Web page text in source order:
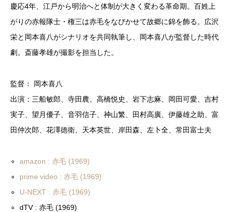
慶応4年、江戸から明治へと体制が大きく変わる革命期。百姓上
がりの赤報隊士・権三は赤毛をなびかせて故郷に錦を飾る。広沢
栄と岡本喜八がシナリオを共同執筆し、岡本喜八が監督した時代
劇。斎藤孝雄が撮影を担当した。
監督： 岡本喜八
出演：三船敏郎、寺田農、高橋悦史、岩下志麻、岡田可愛、吉村
実子、望月優子、音羽信子、神山繁、田村高廣、伊藤雄之助、富
田仲次郎、花澤徳衛、天本英世、岸田森、左卜全、常田富士夫
amazon : 赤毛 (1969)
prime video : 赤毛 (1969)
U-NEXT : 赤毛 (1969)
dTV : 赤毛 (1969)